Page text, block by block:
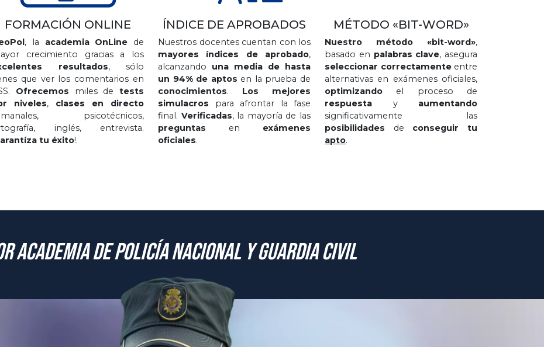
FORMACIÓN ONLINE
, la academia OnLine de
crecimiento gracias a los
resultados, sólo
que ver los comentarios en
Ofrecemos miles de tests
niveles, clases en directo
psicotécnicos,
inglés, entrevista.
tu éxito!.
ÍNDICE DE APROBADOS
Nuestros docentes cuentan con los
mayores índices de aprobado,
alcanzando una media de hasta
un 94% de aptos en la prueba de
conocimientos. Los mejores
simulacros para afrontar la fase
final. Verificadas, la mayoría de las
preguntas en exámenes
oficiales.
MÉTODO «BIT-WORD»
Nuestro método «bit-word»,
basado en palabras clave, asegura
seleccionar correctamenteentre
alternativas en exámenes oficiales,
optimizando el proceso de
respuesta y aumentando
significativamente las
posibilidades de conseguir tu
apto.
academia de Policía Nacional y Guardia Civil